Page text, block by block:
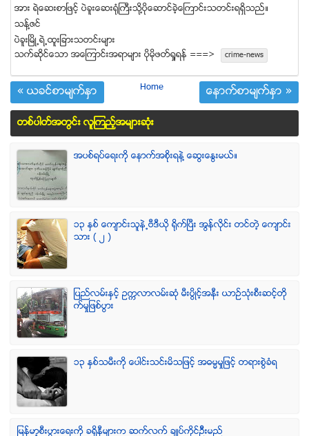
အား ရဲေဆးစာၿဖင့္ ပဲခူးေဆးရုံႀကီးသို႔ပိုေဆာင္ခဲ့ေႀကာင္းသတင္းရရွိသည္။
သန္႔ဇင္
ပဲခူးၿမိဳ႕ရဲ႕ထူးျခားသတင္းမ်ား
သက္ဆုိင္ေသာ အေၾကာင္းအရာမ်ား ပုိမုိဖတ္ရႈရန္ ===>
crime-news
« ယခင္စာမ်က္ႏွာ Home ေနာက္စာမ်က္ႏွာ »
တစ္ပါတ္အတြင္း လူၾကည့္အမ်ားဆံုး
အပစ္ရပ္ေရးကို ေနာက္အစိုးရနဲ႔ ေဆြးေႏြးမယ္။
၁၃ ႏွစ္ ေက်ာင္းသူနဲ႕ဗီဒီယို ရိုက္ျပီး အြန္လိုင္း တင္တဲ့ ေက်ာင္း
သား ( ၂ )
ျပည္လမ္းႏွင့္ ဥကၠလာလမ္းဆုံ မီးပြိဳင့္အနီး ယာဥ္သုံးစီးဆင့္တို
က္မႈျဖစ္ပြား
၁၃ ႏွစ္သမီးကို ေပါင္းသင္းမိသျဖင့္ အဓမၼမႈျဖင့္ တရားစြဲခံရ
ျမန္မာ့စီးပြားေရးကို ခရိုနီမ်ားက ဆက္လက္ ခ်ဳပ္ကိုင္ဥိီးမည္